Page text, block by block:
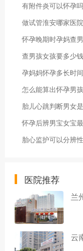
有附件炎可以怀孕
做试管淮安哪家医
怀孕晚期时孕妈查
查男孩女孩要多少
孕妈妈怀孕多长时
怎么能算出怀孕男
胎儿心跳判断男女
怀孕后辨男宝女宝
胎心监护可以分辨
医院推荐
兰
云